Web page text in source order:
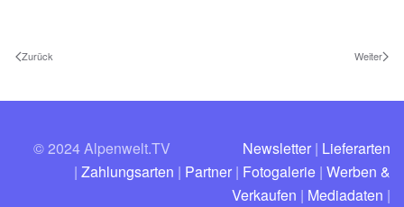
Zurück Weiter
© 2024 Alpenwelt.TV Newsletter | Lieferarten
| Zahlungsarten | Partner | Fotogalerie | Werben &
Verkaufen | Mediadaten |